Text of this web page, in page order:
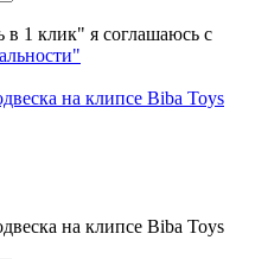
1 клик" я соглашаюсь с
на клипсе Biba Toys
на клипсе Biba Toys